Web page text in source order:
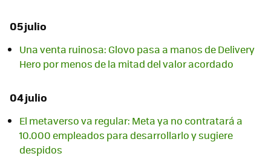
05 julio
Una venta ruinosa: Glovo pasa a manos de Delivery
Hero por menos de la mitad del valor acordado
04 julio
El metaverso va regular: Meta ya no contratará a
10.000 empleados para desarrollarlo y sugiere
despidos